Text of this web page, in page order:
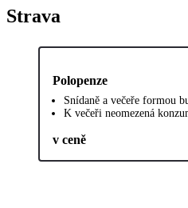
Strava
Polopenze
Snídaně a večeře formou
K večeři neomezená
v ceně